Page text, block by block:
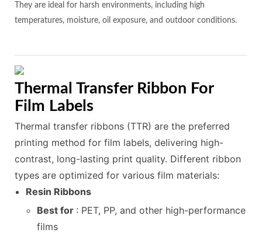
They are ideal for harsh environments, including high
temperatures, moisture, oil exposure, and outdoor conditions.
Thermal Transfer Ribbon For
Film Labels
Thermal transfer ribbons (TTR) are the preferred
printing method for film labels, delivering high-
contrast, long-lasting print quality. Different ribbon
types are optimized for various film materials:
Resin Ribbons
Best for : PET, PP, and other high-performance
films